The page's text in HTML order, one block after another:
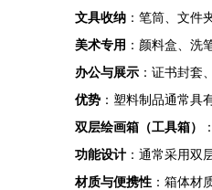
文具收纳 ：笔筒、文件
美术专用 ：颜料盒、洗
办公与展示 ：证书封套
优势 ：塑料制品通常具
双层绘画箱（工具箱）
功能设计 ：通常采用双
材质与便携性 ：箱体材